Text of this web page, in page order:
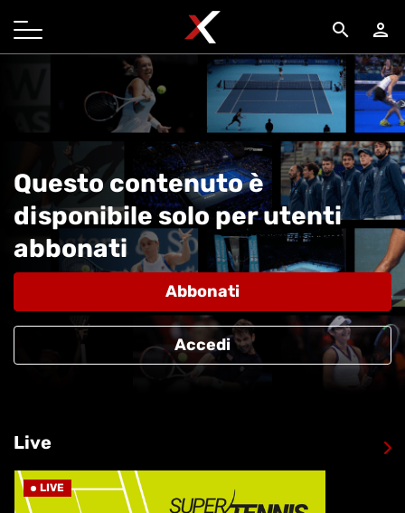
search person
Questo contenuto è
disponibile solo per utenti
abbonati
Abbonati
Accedi
Live
LIVE